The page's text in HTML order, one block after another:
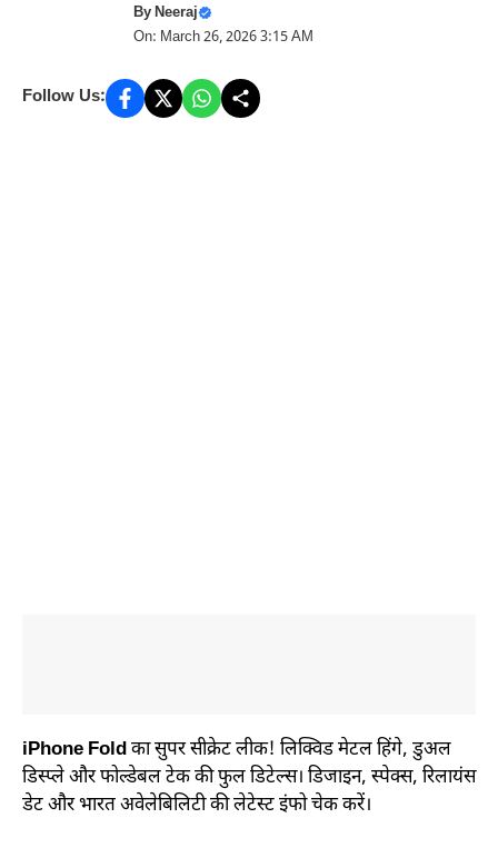
ByNeeraj
On: March 26, 2026 3:15 AM
Follow Us:
iPhone Foldका सुपर सीक्रेट लीक! लिक्विड मेटल हिंगे, डुअल
डिस्प्ले और फोल्डेबल टेक की फुल डिटेल्स। डिजाइन, स्पेक्स, रिलायंस
डेट और भारत अवेलेबिलिटी की लेटेस्ट इंफो चेक करें।